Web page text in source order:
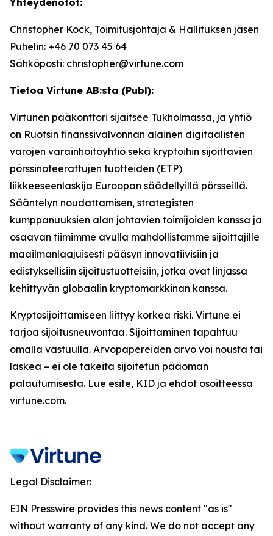
Yhteydenotot:
Christopher Kock, Toimitusjohtaja & Hallituksen jäsen
Puhelin: +46 70 073 45 64
Sähköposti: christopher@virtune.com
Tietoa Virtune AB:sta (Publ):
Virtunen pääkonttori sijaitsee Tukholmassa, ja yhtiö
on Ruotsin finanssivalvonnan alainen digitaalisten
varojen varainhoitoyhtiö sekä kryptoihin sijoittavien
pörssinoteerattujen tuotteiden (ETP)
liikkeeseenlaskija Euroopan säädellyillä pörsseillä.
Sääntelyn noudattamisen, strategisten
kumppanuuksien alan johtavien toimijoiden kanssa ja
osaavan tiimimme avulla mahdollistamme sijoittajille
maailmanlaajuisesti pääsyn innovatiivisiin ja
edistyksellisiin sijoitustuotteisiin, jotka ovat linjassa
kehittyvän globaalin kryptomarkkinan kanssa.
Kryptosijoittamiseen liittyy korkea riski. Virtune ei
tarjoa sijoitusneuvontaa. Sijoittaminen tapahtuu
omalla vastuulla. Arvopapereiden arvo voi nousta tai
laskea – ei ole takeita sijoitetun pääoman
palautumisesta. Lue esite, KID ja ehdot osoitteessa
virtune.com.
Legal Disclaimer:
EIN Presswire provides this news content "as is"
without warranty of any kind. We do not accept any